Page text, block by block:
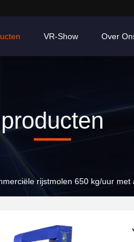
VR-Show Over
producten
rijstmolen 650 kg/uur